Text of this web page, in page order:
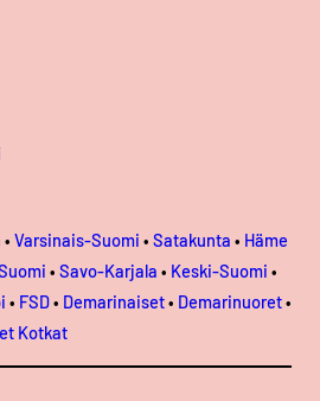
• Varsinais-Suomi • Satakunta • Häme
• Savo-Karjala • Keski-Suomi •
• FSD• Demarinaiset• Demarinuoret•
Kotkat